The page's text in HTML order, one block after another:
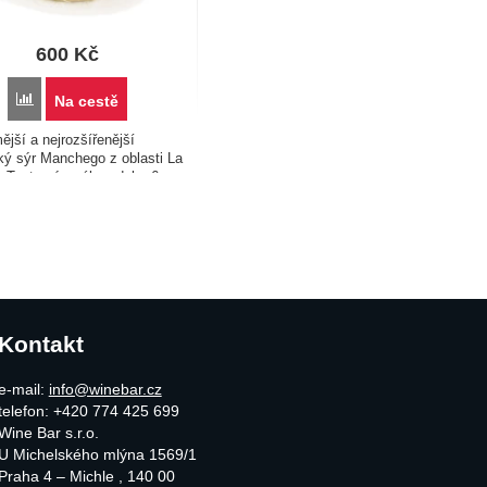
600 Kč
Porovnat
Na cestě
a nejrozšířenější
sýr Manchego z oblasti La
Tento sýr zrál po dobu 6
Kontakt
mail: info@winebar.cz
+420 774 425 699
Bar s.r.o.
U Michelského mlýna 1569/1
Praha 4 – Michle , 140 00